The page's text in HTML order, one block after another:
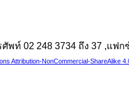
02 248 3734 ถึง 37 ,แฟกซ์
Attribution-NonCommercial-ShareAlike